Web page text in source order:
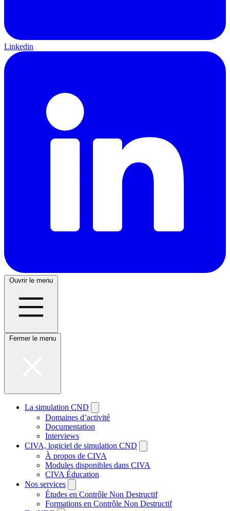
Linkedin
Ouvrir le menu
Fermer le menu
La simulation CND
Domaines d’activité
Documentation
Interviews
CIVA, logiciel de simulation CND
À propos de CIVA
Modules disponibles dans CIVA
CIVA Éducation
Nos services
Études en Contrôle Non Destructif
Formations en Contrôle Non Destructif